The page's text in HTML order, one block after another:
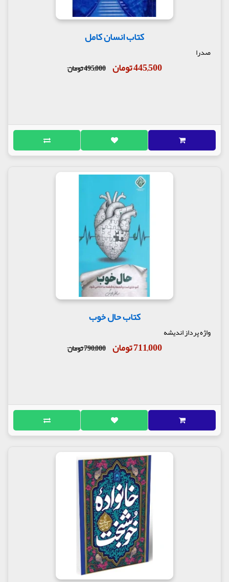
کتاب انسان کامل
صدرا
445,500 تومان 495,000 تومان
کتاب حال خوب
واژه پرداز اندیشه
711,000 تومان 790,000 تومان